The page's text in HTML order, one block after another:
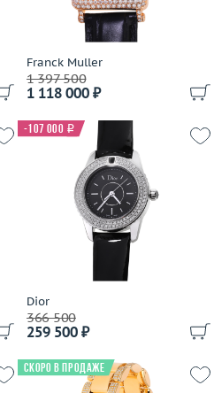
Franck Muller
1 397 500
1 118 000 ₽
Dior
366 500
259 500 ₽
-107 000 i
Скоро в продаже